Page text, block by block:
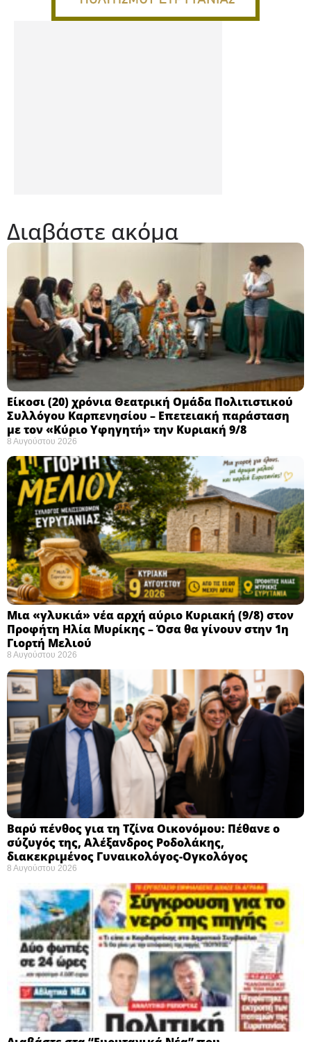
Διαβάστε ακόμα
Eίκοσι (20) χρόνια Θεατρική Ομάδα Πολιτιστικού
Συλλόγου Καρπενησίου – Επετειακή παράσταση
με τον «Κύριο Υφηγητή» την Κυριακή 9/8
8 Αυγούστου 2026
Μια «γλυκιά» νέα αρχή αύριο Κυριακή (9/8) στον
Προφήτη Ηλία Μυρίκης – Όσα θα γίνουν στην 1η
Γιορτή Μελιού
8 Αυγούστου 2026
Βαρύ πένθος για τη Τζίνα Οικονόμου: Πέθανε ο
σύζυγός της, Αλέξανδρος Ροδολάκης,
διακεκριμένος Γυναικολόγος-Ογκολόγος
8 Αυγούστου 2026